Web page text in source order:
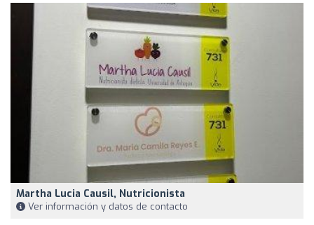
Martha Lucia Causil, Nutricionista
Ver información y datos de contacto